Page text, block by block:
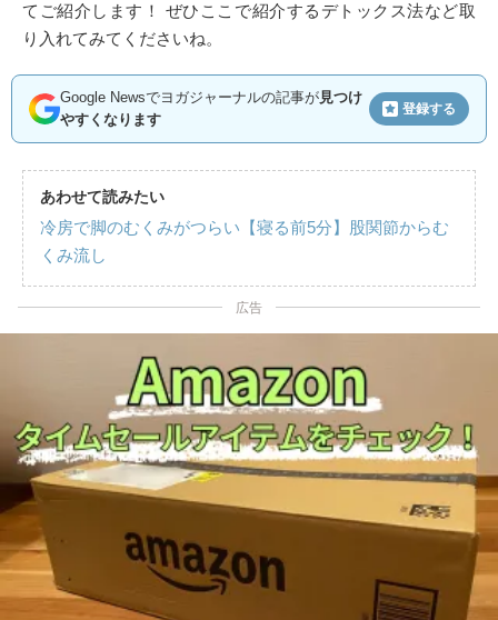
てご紹介します！ ぜひここで紹介するデトックス法など取
り入れてみてくださいね。
Google Newsでヨガジャーナルの記事が見つけ
やすくなります
登録する
あわせて読みたい
冷房で脚のむくみがつらい【寝る前5分】股関節からむ
くみ流し
広告